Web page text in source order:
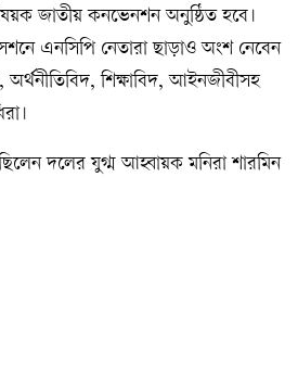
জাতীয় কনভেনশন অনুষ্ঠিত হবে।
এনসিপি নেতারা ছাড়াও অংশ নেবেন
অর্থনীতিবিদ, শিক্ষাবিদ, আইনজীবীসহ
দলের যুগ্ম আহ্বায়ক মনিরা শারমিন